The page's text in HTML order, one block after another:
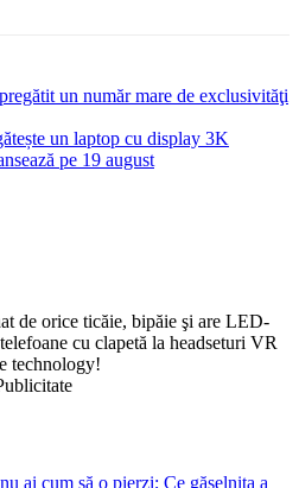
un număr mare de exclusivităţi
un laptop cu display 3K
pe 19 august
de orice ticăie, bipăie şi are LED-
cu clapetă la headseturi VR
technology!
ai cum să o pierzi; Ce găselniţa a